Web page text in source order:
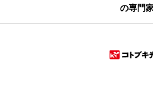
の専門